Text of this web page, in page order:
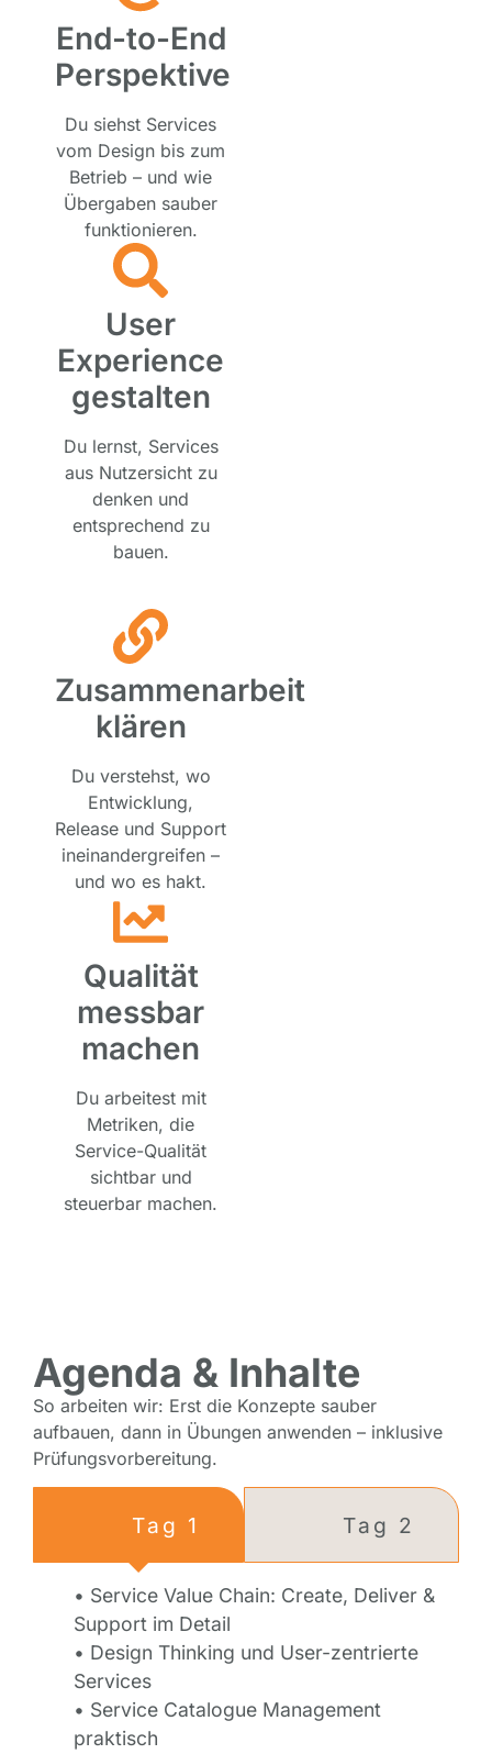
End-to-End
Perspektive
Du siehst Services
vom Design bis zum
Betrieb – und wie
Übergaben sauber
funktionieren.
User
Experience
gestalten
Du lernst, Services
aus Nutzersicht zu
denken und
entsprechend zu
bauen.
Zusammenarbeit
klären
Du verstehst, wo
Entwicklung,
Release und Support
ineinandergreifen –
und wo es hakt.
Qualität
messbar
machen
Du arbeitest mit
Metriken, die
Service-Qualität
sichtbar und
steuerbar machen.
Agenda & Inhalte
So arbeiten wir: Erst die Konzepte sauber
aufbauen, dann in Übungen anwenden – inklusive
Prüfungsvorbereitung.
Tag 1 Tag 2
• Service Value Chain: Create, Deliver &
Support im Detail
• Design Thinking und User-zentrierte
Services
• Service Catalogue Management
praktisch